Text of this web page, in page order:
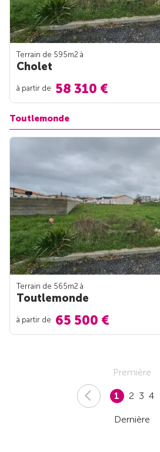
Terrain de 595m2 à
Cholet
à partir de 58 310 €
Toutlemonde
Terrain de 565m2 à
Toutlemonde
à partir de 65 500 €
Première
1 2 3 4
Dernière